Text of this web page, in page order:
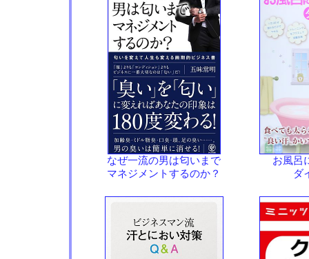
なぜ一流の男は匂いまで
マネジメントするのか？
お風呂
ダ